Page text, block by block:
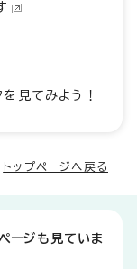
見てみよう！
トップページへ戻る
ージも見ていま